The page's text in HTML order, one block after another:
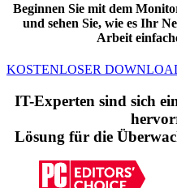
Beginnen Sie mit dem
und sehen Sie, wie es Ihr
Arbeit
KOSTENLOSER
IT-Experten sind sich
Lösung für die